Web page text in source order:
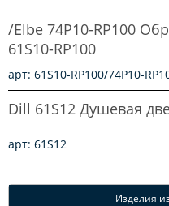
/Elbe 74P10-RP100
61S10-RP100
арт: 61S10-RP100/74P10-
Dill 61S12 Душевая
арт: 61S12
Изделия